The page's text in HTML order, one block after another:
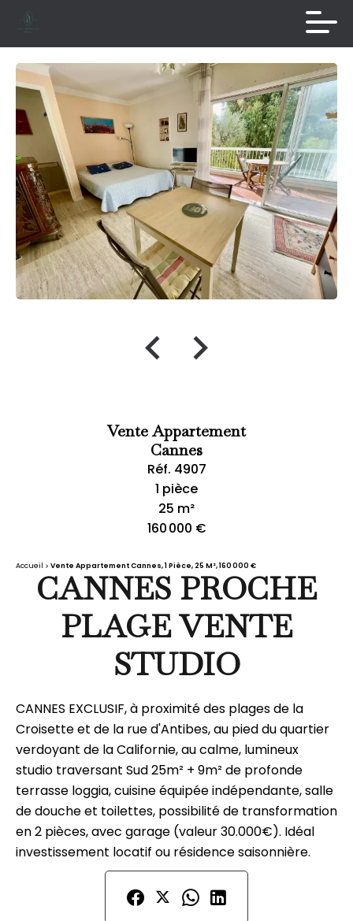
Vente Appartement
Cannes
Réf. 4907
1 pièce
25 m²
160 000 €
Accueil Vente Appartement Cannes, 1 Pièce, 25 M², 160 000 €
CANNES PROCHE
PLAGE VENTE
STUDIO
CANNES EXCLUSIF, à proximité des plages de la
Croisette et de la rue d'Antibes, au pied du quartier
verdoyant de la Californie, au calme, lumineux
studio traversant Sud 25m² + 9m² de profonde
terrasse loggia, cuisine équipée indépendante, salle
de douche et toilettes, possibilité de transformation
en 2 pièces, avec garage (valeur 30.000€). Idéal
investissement locatif ou résidence saisonnière.